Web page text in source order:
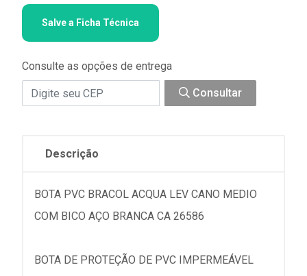
Salve a Ficha Técnica
Consulte as opções de entrega
Consultar
Descrição
BOTA PVC BRACOL ACQUA LEV CANO MEDIO
COM BICO AÇO BRANCA CA 26586
BOTA DE PROTEÇÃO DE PVC IMPERMEÁVEL